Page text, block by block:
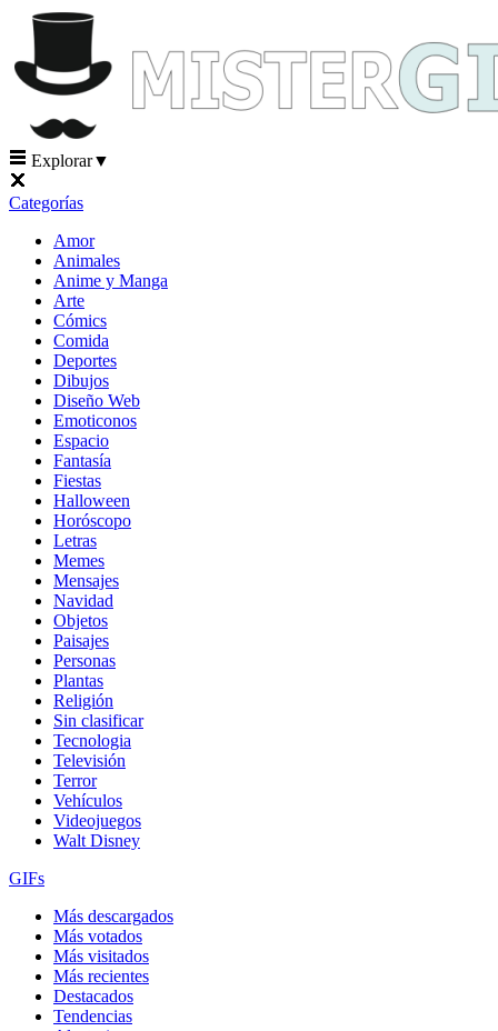
Explorar▼
Categorías
Amor
Animales
Anime y Manga
Arte
Cómics
Comida
Deportes
Dibujos
Diseño Web
Emoticonos
Espacio
Fantasía
Fiestas
Halloween
Horóscopo
Letras
Memes
Mensajes
Navidad
Objetos
Paisajes
Personas
Plantas
Religión
Sin clasificar
Tecnologia
Televisión
Terror
Vehículos
Videojuegos
Walt Disney
GIFs
Más descargados
Más votados
Más visitados
Más recientes
Destacados
Tendencias